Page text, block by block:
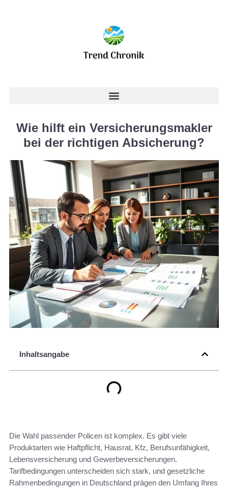
Wie hilft ein Versicherungsmakler
bei der richtigen Absicherung?
Inhaltsangabe
Die Wahl passender Policen ist komplex. Es gibt viele
Produktarten wie Haftpflicht, Hausrat, Kfz, Berufsunfähigkeit,
Lebensversicherung und Gewerbeversicherungen.
Tarifbedingungen unterscheiden sich stark, und gesetzliche
Rahmenbedingungen in Deutschland prägen den Umfang Ihres